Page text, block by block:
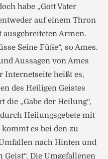
habe „Gott Vater
auf einem Thron
Armen.
Seine Füße“, so Ames.
Aussagen von Ames
Internetseite heißt es,
des Heiligen Geistes
die „Gabe der Heilung“,
Heilungsgebete mit
es bei den zu
nach Hinten und
Die Umgefallenen